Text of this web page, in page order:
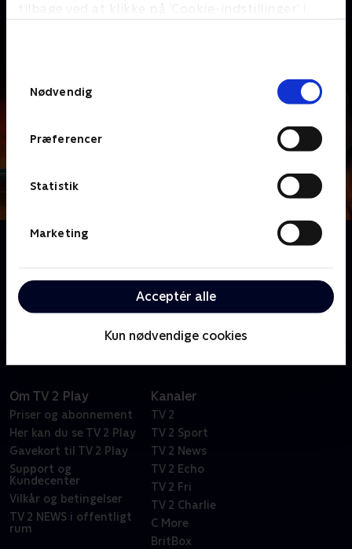
tilbage ved at klikke på ’Cookie-indstillinger’ i
Nødvendig
Præferencer
Statistik
Marketing
Acceptér alle
Kun nødvendige cookies
Om Penny Dreadful: City of Angels
kriminalbetjent Tiago Vega og hans partner Lewis
Michener viklet ind i en episk fortælling, der afspejler
byens rige fortid.
Om TV 2 Play
Priser og abonnement
Her kan du se TV 2 Play
Gavekort til TV 2 Play
Support og
Kundecenter
Vilkår og betingelser
TV 2 NEWS i offentligt
rum
Kanaler
TV 2
TV 2 Sport
TV 2 News
TV 2 Echo
TV 2 Fri
TV 2 Charlie
C More
BritBox